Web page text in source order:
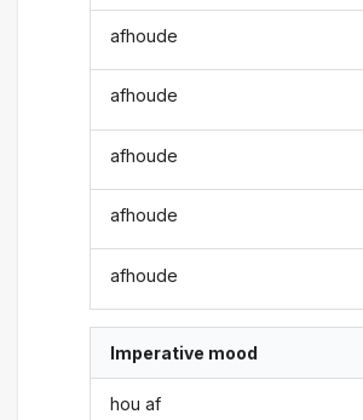
afhoude
afhoude
afhoude
afhoude
afhoude
Imperative mood
hou af